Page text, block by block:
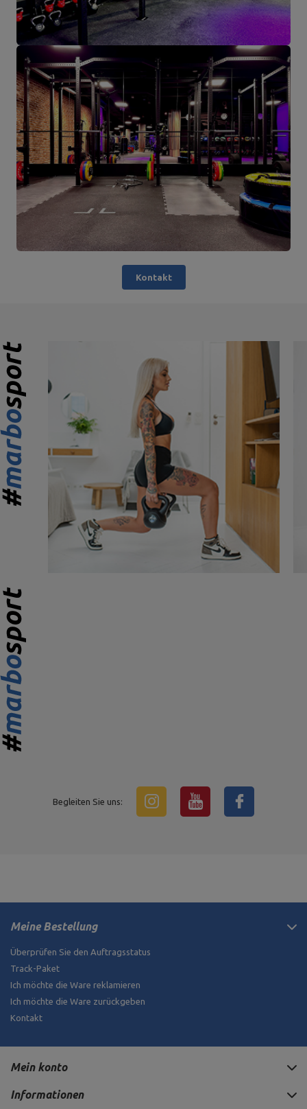
Kontakt
Begleiten Sie uns:
Meine Bestellung
Überprüfen Sie den Auftragsstatus
Track-Paket
Ich möchte die Ware reklamieren
Ich möchte die Ware zurückgeben
Kontakt
Mein konto
Informationen